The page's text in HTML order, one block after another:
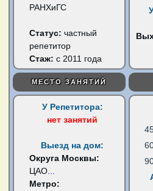
РАНХиГС
Статус:частный
репетитор
Стаж: с 2011 года
МЕСТО ЗАНЯТИЙ
У Репетитора:
нет занятий
Выезд на дом:
Округа Москвы:
ЦАО
Метро: